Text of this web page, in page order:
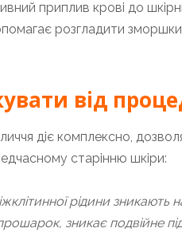
приплив крові до
розгладити
від
діє комплексно,
старінню шкіри:
рідини зникають
зникає подвійне